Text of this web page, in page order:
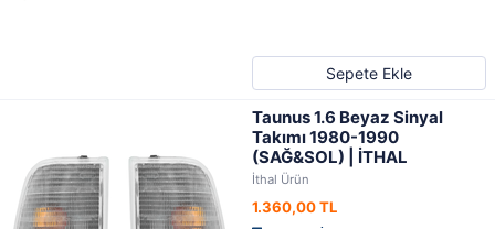
Sepete Ekle
Taunus 1.6 Beyaz Sinyal
Takımı 1980-1990
(SAĞ&SOL) | İTHAL
İthal Ürün
1.360,00 TL